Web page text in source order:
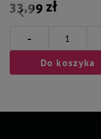
33,99 zł
-
Do koszyka